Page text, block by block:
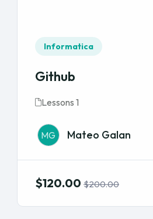
Informatica
Github
Lessons 1
MG Mateo Galan
$120.00 $200.00